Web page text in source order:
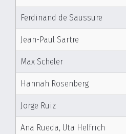
Ferdinand de Saussure
Jean-Paul Sartre
Max Scheler
Hannah Rosenberg
Jorge Ruiz
Ana Rueda, Uta Helfrich